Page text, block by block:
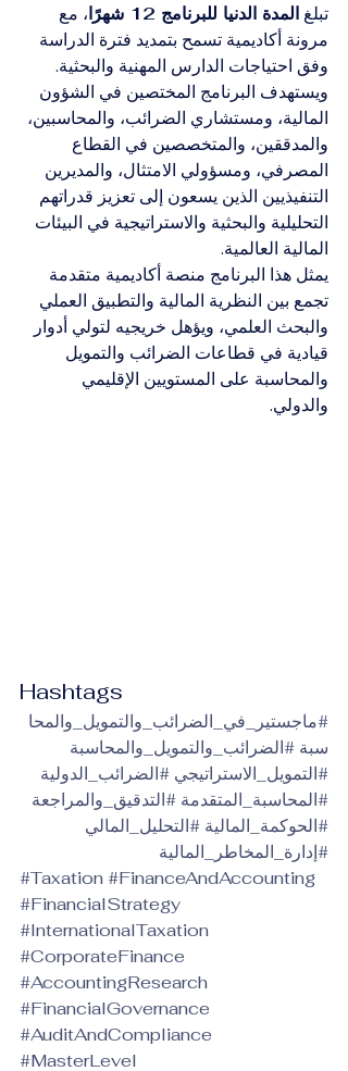
تبلغ المدة الدنيا للبرنامج 12 شهرًا
، مع
مرونة أكاديمية تسمح بتمديد فترة الدراسة
وفق احتياجات الدارس المهنية والبحثية.
ويستهدف البرنامج المختصين في الشؤون
المالية، ومستشاري الضرائب، والمحاسبين،
والمدققين، والمتخصصين في القطاع
المصرفي، ومسؤولي الامتثال، والمديرين
التنفيذيين الذين يسعون إلى تعزيز قدراتهم
التحليلية والبحثية والاستراتيجية في البيئات
المالية العالمية.
يمثل هذا البرنامج منصة أكاديمية متقدمة
تجمع بين النظرية المالية والتطبيق العملي
والبحث العلمي، ويؤهل خريجيه لتولي أدوار
قيادية في قطاعات الضرائب والتمويل
والمحاسبة على المستويين الإقليمي
والدولي.
Hashtags
#ماجستير_في_الضرائب_والتمويل_والمحا
سبة #الضرائب_والتمويل_والمحاسبة
#التمويل_الاستراتيجي #الضرائب_الدولية
#المحاسبة_المتقدمة #التدقيق_والمراجعة
#الحوكمة_المالية #التحليل_المالي
#إدارة_المخاطر_المالية
#Taxation#FinanceAndAccounting
#FinancialStrategy
#InternationalTaxation
#CorporateFinance
#AccountingResearch
#FinancialGovernance
#AuditAndCompliance
#MasterLevel